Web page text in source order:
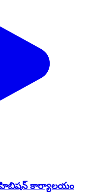
కార్యాలయం